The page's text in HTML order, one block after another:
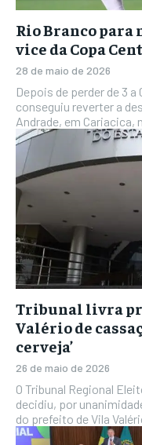
Rio Branco para
vice da Copa
28 de maio de 2026
Depois de perder de 3
conseguiu reverter a
Andrade, em Cariacica,
Tribunal livra
Valério de
cerveja’
26 de maio de 2026
O Tribunal Regional
decidiu, por
do prefeito de Vila